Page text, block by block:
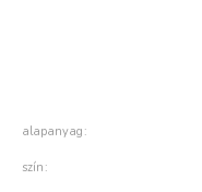
alapanyag
szín